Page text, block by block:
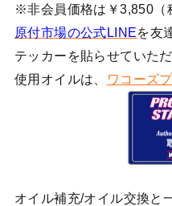
※非会員価格は￥3,850（
原付市場の公式LINEを友
テッカーを貼らせていただ
使用オイルは、
ワコーズ
オイル補充/オイル交換と